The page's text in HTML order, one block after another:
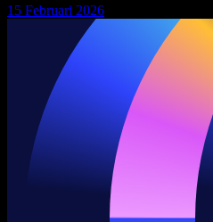
15 Februari 2026